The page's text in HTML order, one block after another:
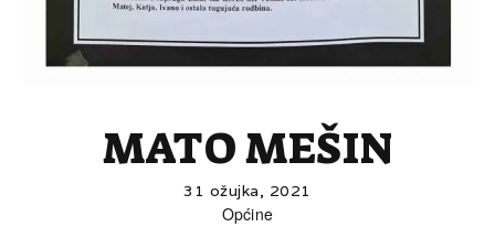
MATO MEŠIN
31 ožujka, 2021
Općine